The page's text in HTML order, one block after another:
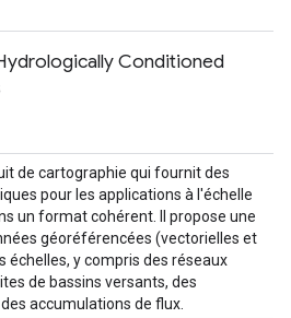
Conditioned
de cartographie qui fournit des
pour les applications à l'échelle
un format cohérent. Il propose une
géoréférencées (vectorielles et
y compris des réseaux
de bassins versants, des
accumulations de flux.